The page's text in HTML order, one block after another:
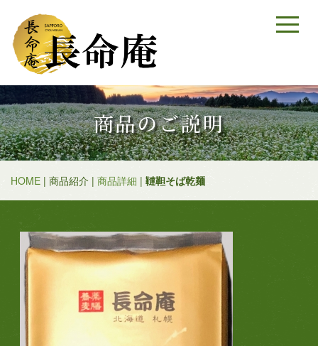
商品のご説明
HOME | 商品紹介 | 商品詳細 | 韃靼そば乾麺